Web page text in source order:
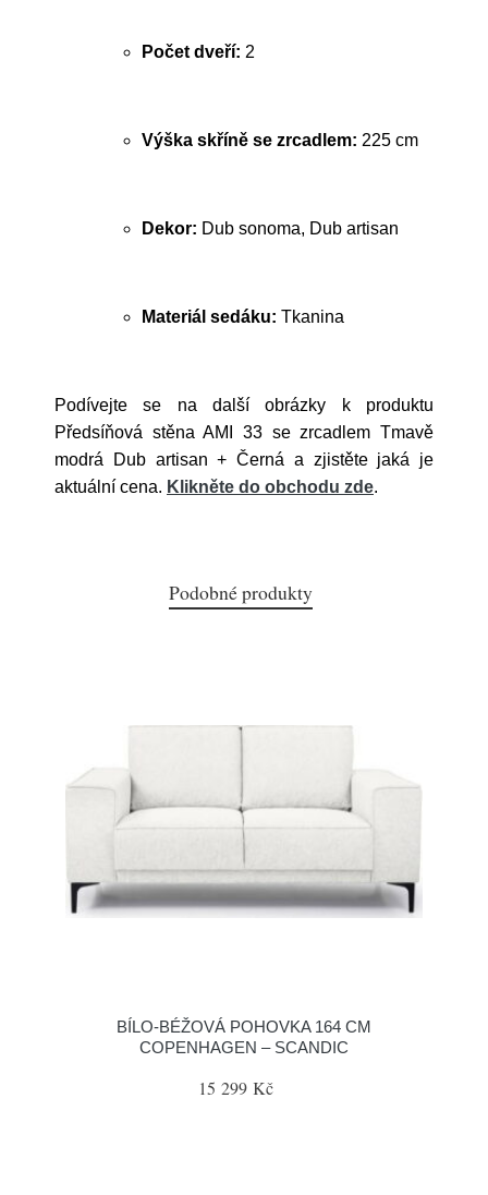
Počet dveří: 2
Výška skříně se zrcadlem: 225 cm
Dekor: Dub sonoma, Dub artisan
Materiál sedáku: Tkanina
Podívejte se na další obrázky k produktu
Předsíňová stěna AMI 33 se zrcadlem Tmavě
modrá Dub artisan + Černá a zjistěte jaká je
aktuální cena. Klikněte do obchodu zde.
Podobné produkty
BÍLO-BÉŽOVÁ POHOVKA 164 CM
COPENHAGEN – SCANDIC
15 299 Kč